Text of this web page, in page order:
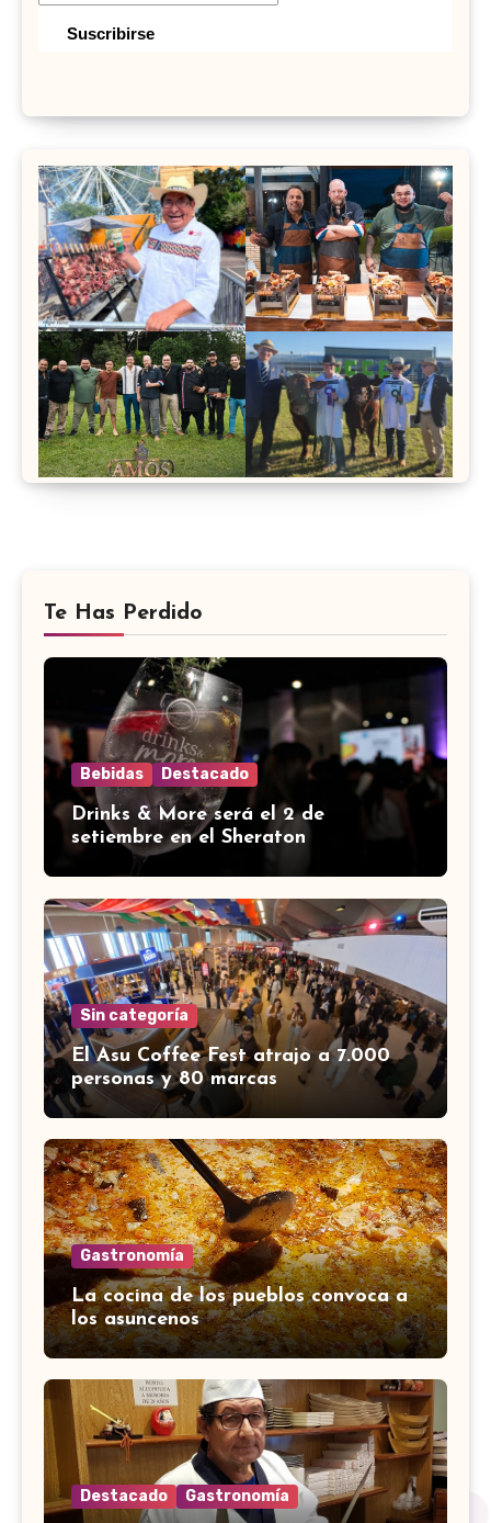
Te Has Perdido
Bebidas Destacado
Drinks & More será el 2 de
setiembre en el Sheraton
Sin categoría
El Asu Coffee Fest atrajo a 7.000
personas y 80 marcas
Gastronomía
La cocina de los pueblos convoca a
los asuncenos
Destacado Gastronomía